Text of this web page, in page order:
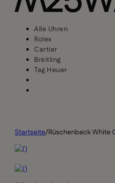
Alle Uhren
Rolex
Cartier
Breitling
Tag Heuer
Startseite/Rüschenbeck White